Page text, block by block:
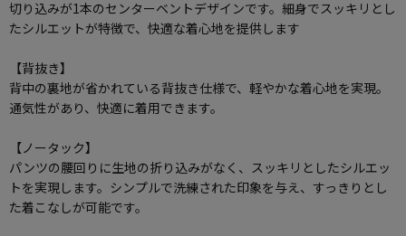
切り込みが1本のセンターベントデザインです。細身でスッキリとし
たシルエットが特徴で、快適な着心地を提供します
【背抜き】
背中の裏地が省かれている背抜き仕様で、軽やかな着心地を実現。
通気性があり、快適に着用できます。
【ノータック】
パンツの腰回りに生地の折り込みがなく、スッキリとしたシルエッ
トを実現します。シンプルで洗練された印象を与え、すっきりとし
た着こなしが可能です。